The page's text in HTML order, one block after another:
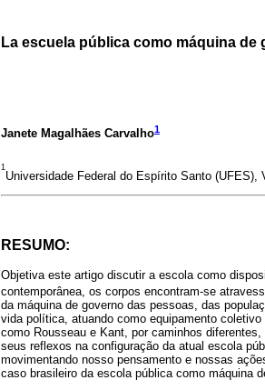
La escuela pública como máquina de
Janete Magalhães Carvalho1
1
Universidade Federal do Espírito Santo (UFES),
RESUMO:
Objetiva este artigo discutir a escola como
contemporânea, os corpos encontram-se
da máquina de governo das pessoas, das
vida política, atuando como equipamento
como Rousseau e Kant, por caminhos
seus reflexos na configuração da atual escola
movimentando nosso pensamento e nossas
caso brasileiro da escola pública como máquina